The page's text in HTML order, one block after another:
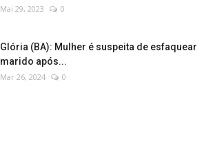
Mai 29, 2023 0
Glória (BA): Mulher é suspeita de esfaquear
marido após...
Mar 26, 2024 0